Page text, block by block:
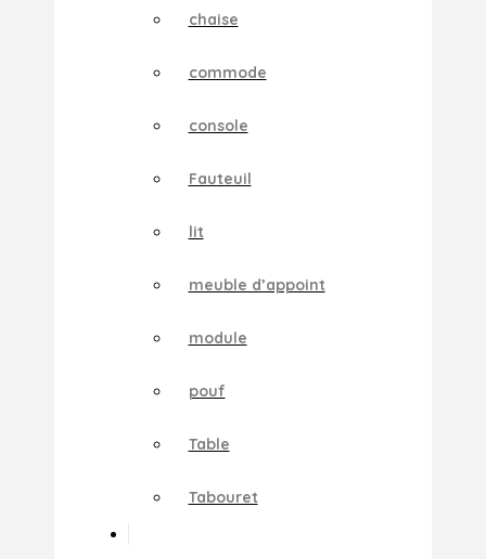
chaise
commode
console
Fauteuil
lit
meuble d’appoint
module
pouf
Table
Tabouret